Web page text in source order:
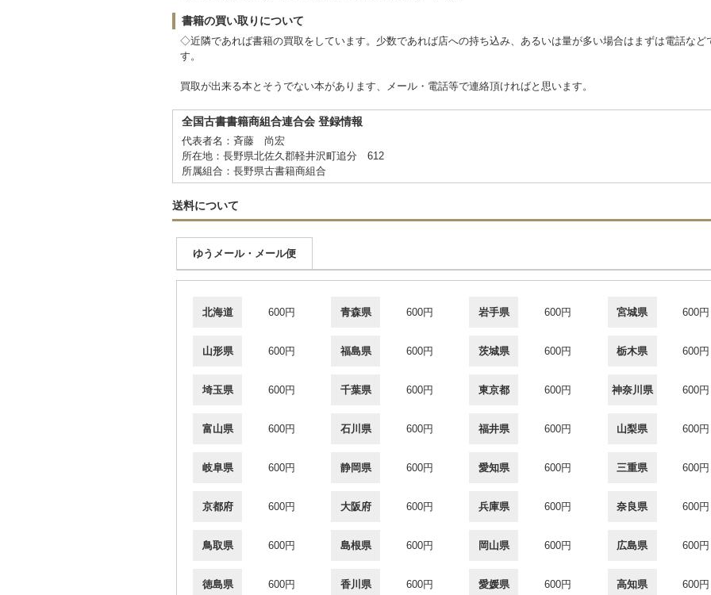
書籍の買い取りについて
◇近隣であれば書籍の買取をしています。少数であれば店への持ち込み、あるいは量が多い場合はまずは電話など
す。
買取が出来る本とそうでない本があります、メール・電話等で連絡頂ければと思います。
全国古書書籍商組合連合会 登録情報
代表者名：斉藤 尚宏
所在地：長野県北佐久郡軽井沢町追分 612
所属組合：長野県古書籍商組合
送料について
ゆうメール・メール便
北海道 600円 青森県 600円 岩手県 600円 宮城県 600円
山形県 600円 福島県 600円 茨城県 600円 栃木県 600円
埼玉県 600円 千葉県 600円 東京都 600円 神奈川県 600円
富山県 600円 石川県 600円 福井県 600円 山梨県 600円
岐阜県 600円 静岡県 600円 愛知県 600円 三重県 600円
京都府 600円 大阪府 600円 兵庫県 600円 奈良県 600円
鳥取県 600円 島根県 600円 岡山県 600円 広島県 600円
徳島県 600円 香川県 600円 愛媛県 600円 高知県 600円